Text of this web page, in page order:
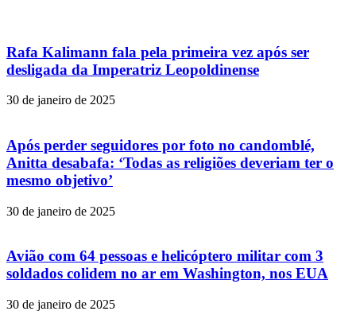
Rafa Kalimann fala pela primeira vez após ser
desligada da Imperatriz Leopoldinense
30 de janeiro de 2025
Após perder seguidores por foto no candomblé,
Anitta desabafa: ‘Todas as religiões deveriam ter o
mesmo objetivo’
30 de janeiro de 2025
Avião com 64 pessoas e helicóptero militar com 3
soldados colidem no ar em Washington, nos EUA
30 de janeiro de 2025